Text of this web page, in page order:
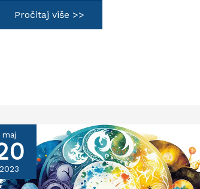
Dobre
i
loše
Pročitaj više >>
maj
2023